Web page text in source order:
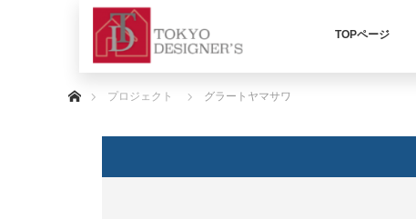
TOPページ
ホーム
プロジェクト
グラートヤマサワ